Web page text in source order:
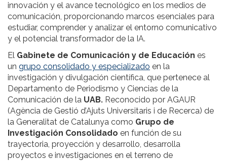
innovación y el avance tecnológico en los medios de
comunicación, proporcionando marcos esenciales para
estudiar, comprender y analizar el entorno comunicativo
y el potencial transformador de la IA.
El Gabinete de Comunicación y de Educación es
un grupo consolidado y especializado en la
investigación y divulgación científica, que pertenece al
Departamento de Periodismo y Ciencias de la
Comunicación de la UAB. Reconocido por AGAUR
(Agència de Gestió d’Ajuts Universitaris i de Recerca) de
la Generalitat de Catalunya como Grupo de
Investigación Consolidado en función de su
trayectoria, proyección y desarrollo, desarrolla
proyectos e investigaciones en el terreno de